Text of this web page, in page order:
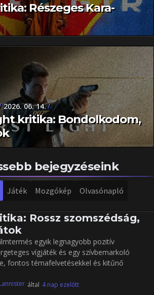
Részeges Kara-
2026. 06. 14.
kritika: Bondolkodom,
bejegyzéseink
Játék Mozgókép Olvasónapló
Rossz szomszédság,
egyik legnagyobb pozitív
vígjáték és egy szívbemarkoló
fontos témafelvetésekkel és kitűnő
által 4 nap ezelőtt